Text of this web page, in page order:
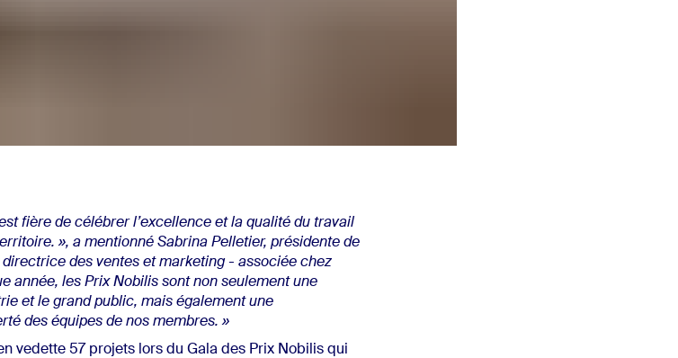
fière de célébrer l’excellence et la qualité du travail
», a mentionné Sabrina Pelletier, présidente de
directrice des ventes et marketing - associée chez
année, les Prix Nobilis sont non seulement une
et le grand public, mais également une
des équipes de nos membres. »
vedette 57 projets lors du Gala des Prix Nobilis qui